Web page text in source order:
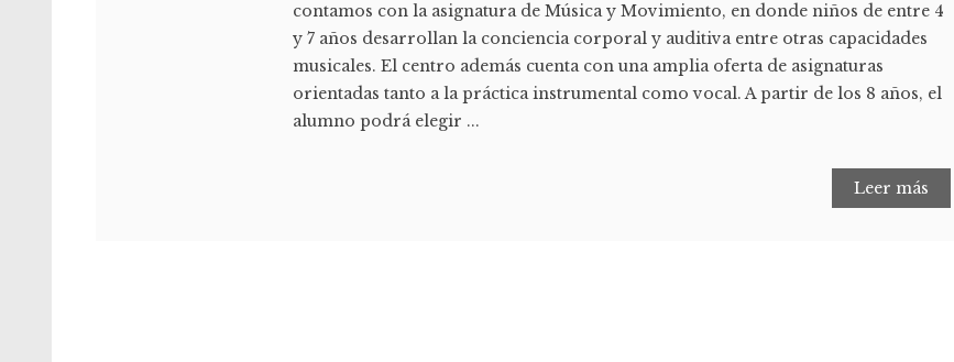
contamos con la asignatura de Música y Movimiento, en donde niños de entre 4
y 7 años desarrollan la conciencia corporal y auditiva entre otras capacidades
musicales. El centro además cuenta con una amplia oferta de asignaturas
orientadas tanto a la práctica instrumental como vocal. A partir de los 8 años, el
alumno podrá elegir ...
Leer más